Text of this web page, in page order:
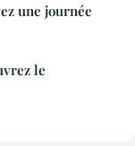
une journée
le